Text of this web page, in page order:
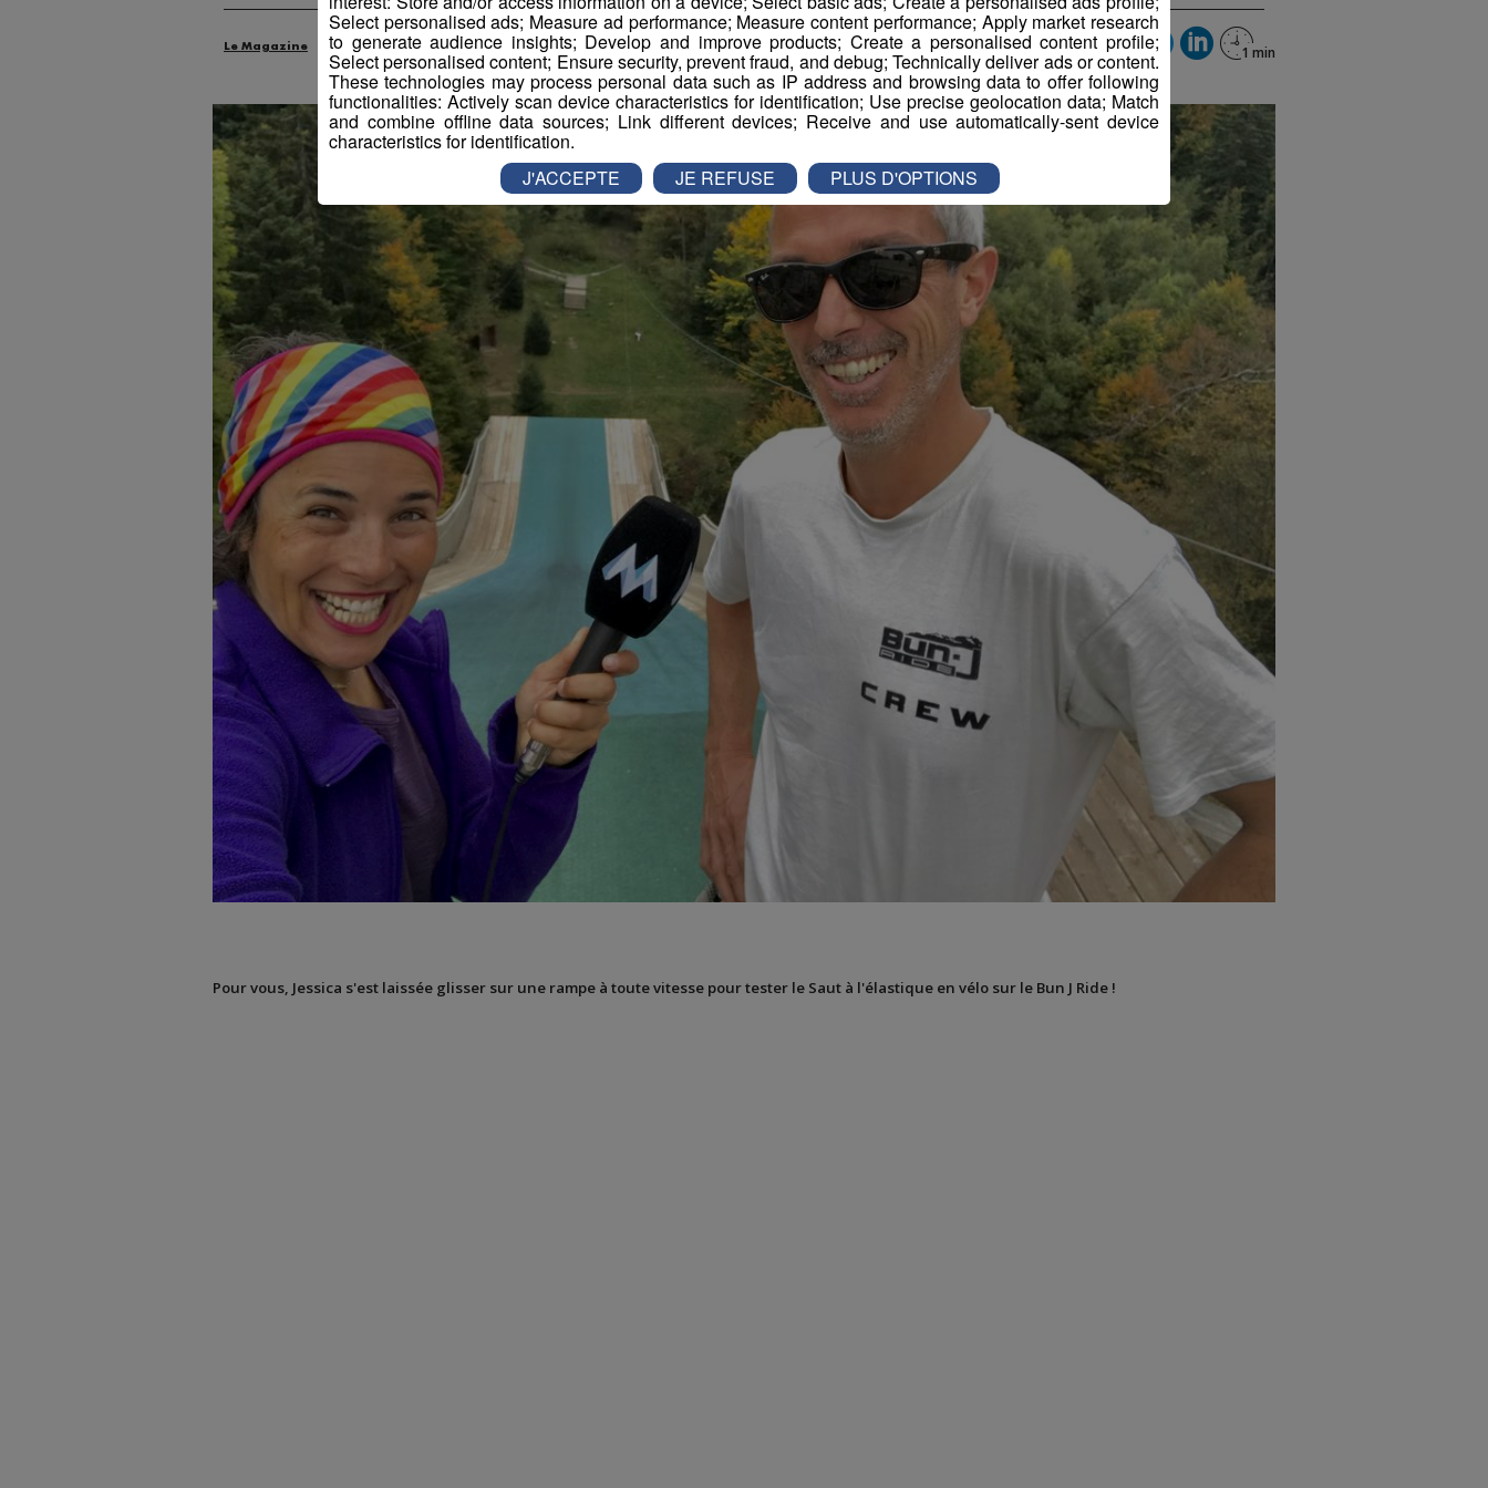
Le Magazine Radio Mont Blanc Animation La Matinale des Super Lève-Tôt Découverte
Pour vous, Jessica s'est laissée glisser sur une rampe à toute vitesse pour tester le Saut à l'élastique en vélo sur le Bun J Ride !
Select personalised ads; Measure ad performance; Measure content performance; Apply market research
to generate audience insights; Develop and improve products; Create a personalised content profile;
Select personalised content; Ensure security, prevent fraud, and debug; Technically deliver ads or content.
These technologies may process personal data such as IP address and browsing data to offer following
functionalities: Actively scan device characteristics for identification; Use precise geolocation data; Match
and combine offline data sources; Link different devices; Receive and use automatically-sent device
characteristics for identification.
J'ACCEPTE JE REFUSE PLUS D'OPTIONS